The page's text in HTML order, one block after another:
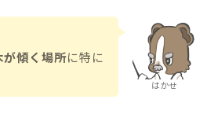
はかせ
傾く場所に特に